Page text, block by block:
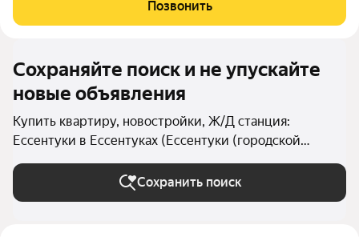
статус проекта. Цветовые акценты остекления
Позвонить
Сохраняйте поиск и не упускайте
новые объявления
Купить квартиру, новостройки, Ж/Д станция:
Ессентуки в Ессентуках (Ессентуки (городской
округ))
Сохранить поиск